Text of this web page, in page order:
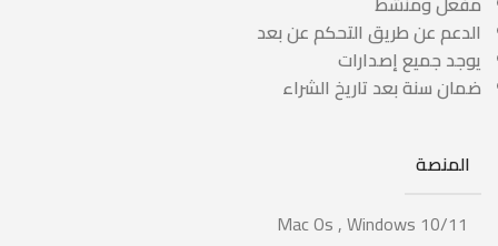
الدعم عن طريق التحكم عن بعد
يوجد جميع إصدارات
ضمان سنة بعد تاريخ الشراء
المنصة
Mac Os,Windows 10/11